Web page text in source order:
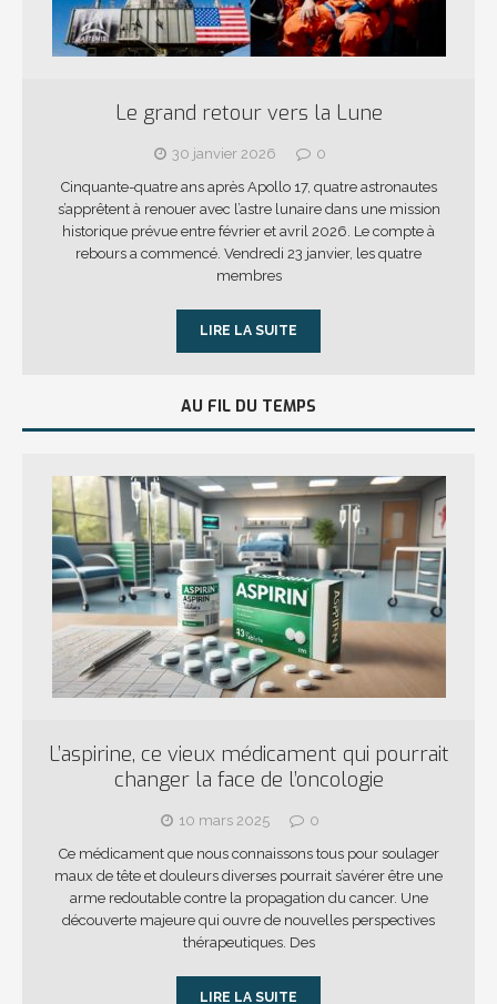
Le grand retour vers la Lune
30 janvier 2026
0
Cinquante-quatre ans après Apollo 17, quatre astronautes
s’apprêtent à renouer avec l’astre lunaire dans une mission
historique prévue entre février et avril 2026. Le compte à
rebours a commencé. Vendredi 23 janvier, les quatre
membres
LIRE LA SUITE
AU FIL DU TEMPS
L’aspirine, ce vieux médicament qui pourrait
changer la face de l’oncologie
10 mars 2025
0
Ce médicament que nous connaissons tous pour soulager
maux de tête et douleurs diverses pourrait s’avérer être une
arme redoutable contre la propagation du cancer. Une
découverte majeure qui ouvre de nouvelles perspectives
thérapeutiques. Des
LIRE LA SUITE